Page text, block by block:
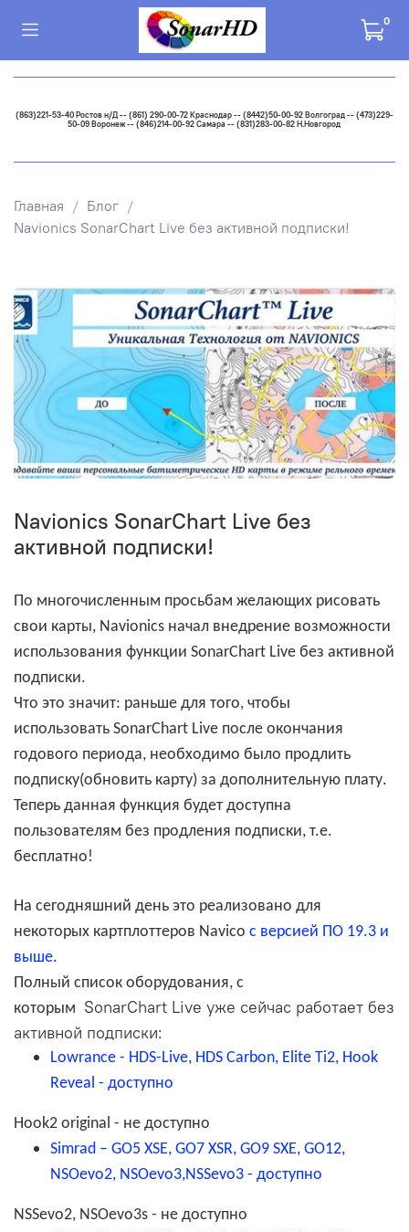
0
(863)221-53-40 Ростов н/Д -- (861) 290-00-72 Краснодар -- (8442)50-00-92 Волгоград -- (473)229-
50-09 Воронеж -- (846)214-00-92 Самара -- (831)283-00-82 Н.Новгород
Главная
Блог
Navionics SonarChart Live без активной подписки!
Navionics SonarChart Live без
активной подписки!
По многочисленным просьбам желающих рисовать
свои карты, Navionics начал внедрение возможности
использования функции SonarChart Live без активной
подписки.
Что это значит: раньше для того, чтобы
использовать SonarChart Live после окончания
годового периода, необходимо было продлить
подписку(обновить карту) за дополнительную плату.
Теперь данная функция будет доступна
пользователям без продления подписки, т.е.
бесплатно!
На сегодняшний день это реализовано для
некоторых картплоттеров Navico c версией ПО 19.3 и
выше.
Полный список оборудования, с
которым
SonarChart Live уже сейчас работает без
активной подписки:
Lowrance - HDS-Live, HDS Carbon, Elite Ti2, Hook
Reveal - доступно
Hook2 original - не доступно
Simrad – GO5 XSE, GO7 XSR, GO9 SXE, GO12,
NSOevo2, NSOevo3,NSSevo3 - доступно
NSSevo2, NSOevo3s - не доступно